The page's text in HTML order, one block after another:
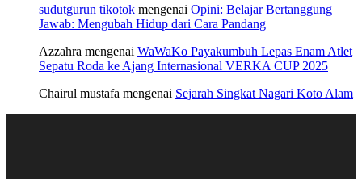
sudutgurun tikotok mengenai Opini: Belajar Bertanggung
Jawab: Mengubah Hidup dari Cara Pandang
Azzahra mengenai WaWaKo Payakumbuh Lepas Enam Atlet
Sepatu Roda ke Ajang Internasional VERKA CUP 2025
Chairul mustafa mengenai Sejarah Singkat Nagari Koto Alam